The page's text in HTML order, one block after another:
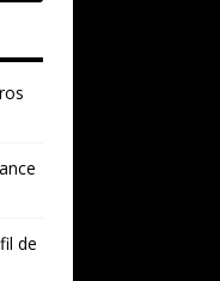
de